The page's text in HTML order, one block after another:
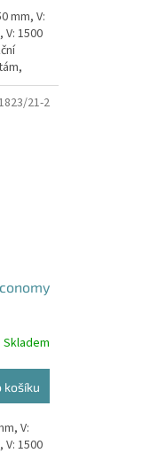
mm, V:
V: 1500
Skladem
košíku
V:
V: 1500
21-2